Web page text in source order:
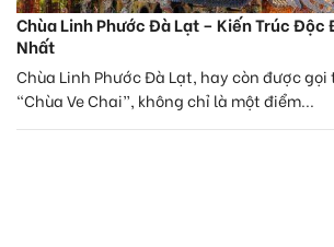
Chùa Linh Phước Đà Lạt – Kiến Trúc Độc
Nhất
Chùa Linh Phước Đà Lạt, hay còn được
“Chùa Ve Chai”, không chỉ là một điểm...